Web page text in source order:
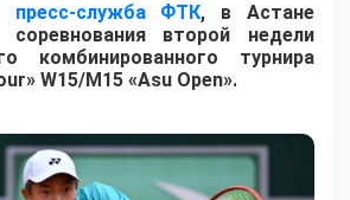
пресс-служба ФТК, в Астане
соревнования второй недели
комбинированного турнира
W15/M15 «Asu Open».